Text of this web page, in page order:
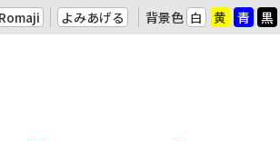
Romaji よみあげる 背景色 白 黄 青 黒